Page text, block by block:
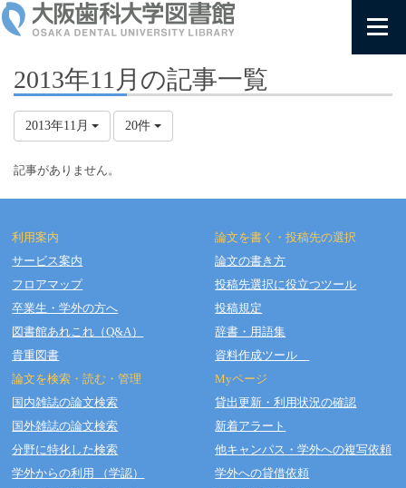
2013年11月の記事一覧
2013年11月 20件
記事がありません。
利用案内
サービス案内
フロアマップ
卒業生・学外の方へ
図書館あれこれ（Q&A）
貴重図書
論文を検索・読む・管理
国内雑誌の論文検索
国外雑誌の論文検索
分野に特化した検索
学外からの利用 （学認）
論文を書く・投稿先の選択
論文の書き方
投稿先選択に役立つツール
投稿規定
辞書・用語集
資料作成ツール
Myページ
貸出更新・利用状況の確認
新着アラート
他キャンパス・学外への複写依頼
学外への貸借依頼
Copyright © OSAKA DENTAL UNIVERSITY LIBRARY All Rights Reserved.